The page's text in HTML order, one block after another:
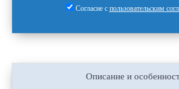
Согласие с пользовательским
Описание и